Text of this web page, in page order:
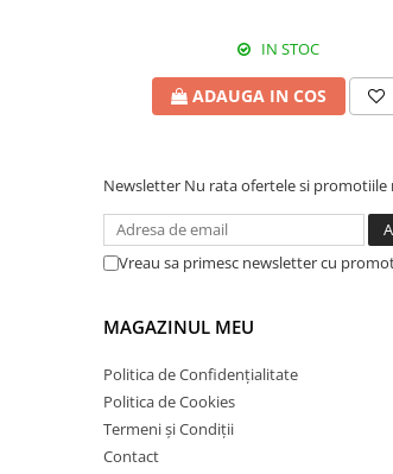
IN STOC
ADAUGA IN COS
Newsletter Nu rata ofertele si promotiile
Vreau sa primesc newsletter cu
MAGAZINUL MEU
Politica de Confidențialitate
Politica de Cookies
Termeni și Condiții
Contact